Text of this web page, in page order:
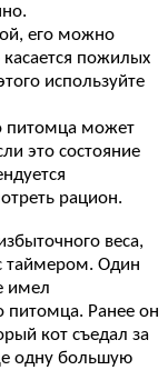
его можно
пожилых
используйте
питомца может
это состояние
рацион.
веса,
таймером. Один
имел
питомца. Ранее он
кот съедал за
одну большую